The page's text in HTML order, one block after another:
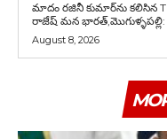
మాదం రజినీ కుమార్‌ను కలిసిన
August 8, 2026